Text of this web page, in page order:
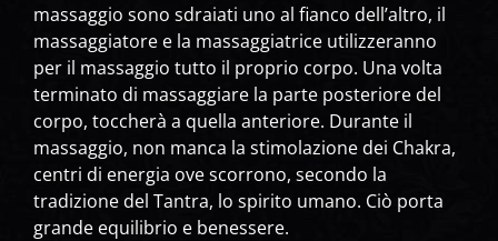
massaggio sono sdraiati uno al fianco dell’altro, il
massaggiatore e la massaggiatrice utilizzeranno
per il massaggio tutto il proprio corpo. Una volta
terminato di massaggiare la parte posteriore del
corpo, toccherà a quella anteriore. Durante il
massaggio, non manca la stimolazione dei Chakra,
centri di energia ove scorrono, secondo la
tradizione del Tantra, lo spirito umano. Ciò porta
grande equilibrio e benessere.